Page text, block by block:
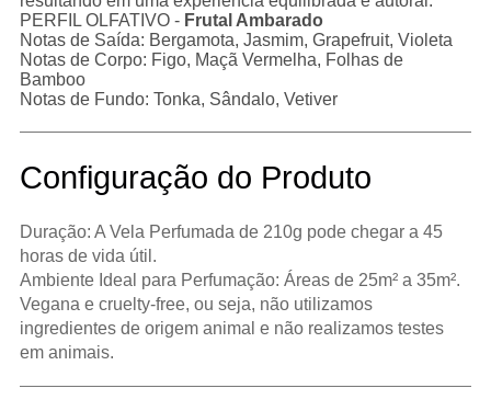
PERFIL OLFATIVO - Frutal Ambarado
Notas de Saída: Bergamota, Jasmim, Grapefruit, Violeta
Notas de Corpo: Figo, Maçã Vermelha, Folhas de
Bamboo
Notas de Fundo: Tonka, Sândalo, Vetiver
Configuração do Produto
Duração: A Vela Perfumada de 210g pode chegar a 45
horas de vida útil.
Ambiente Ideal para Perfumação: Áreas de 25m² a 35m².
Vegana e cruelty-free, ou seja, não utilizamos
ingredientes de origem animal e não realizamos testes
em animais.